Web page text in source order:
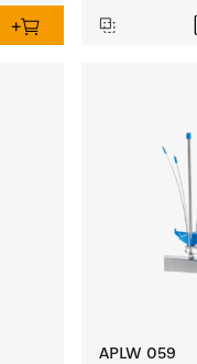
APLW 059